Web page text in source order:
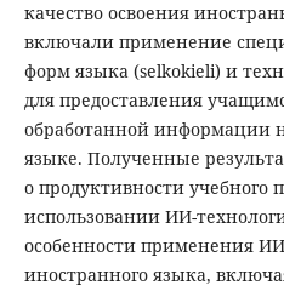
качество освоения
включали применение
форм языка (selkokieli) и
для предоставления
обработанной информации
языке. Полученные
о продуктивности учебного
использовании ИИ-
особенности применения
иностранного языка,